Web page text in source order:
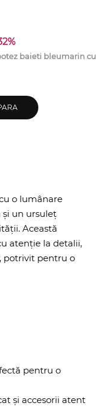
baieti bleumarin cu
o lumânare
și un ursuleț
Această
atenție la detalii,
potrivit pentru o
pentru o
și accesorii atent